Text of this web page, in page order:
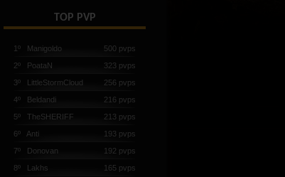
TOP PVP
1º Manigoldo
500 pvps
2º PoataN
323 pvps
3º LittleStormCloud
256 pvps
4º Beldandi
216 pvps
5º TheSHERIFF
213 pvps
6º Anti
193 pvps
7º Donovan
192 pvps
8º Lakhs
165 pvps